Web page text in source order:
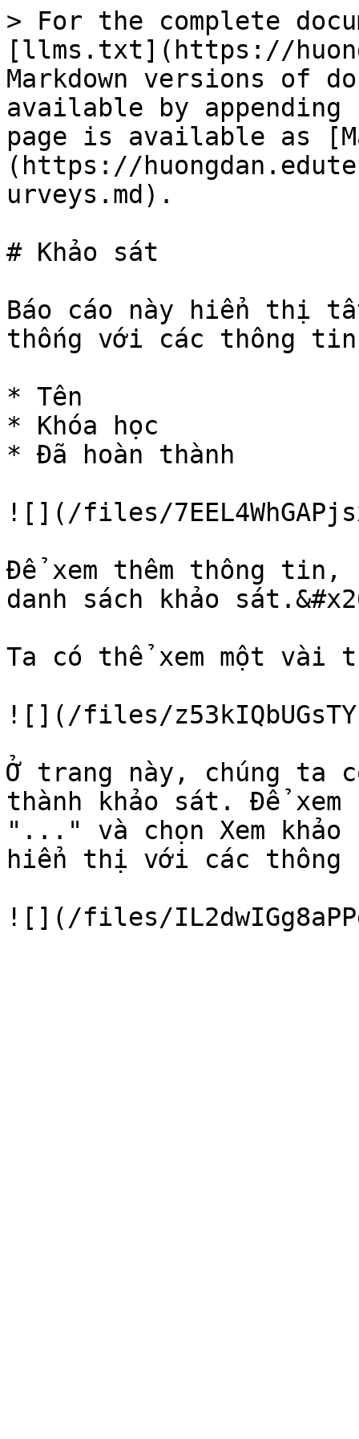
> For the complete
[llms.txt](https://
Markdown versions of
available by
page is available as
(https://
urveys.md).
# Khảo sát
Báo cáo này hiển thị
thống với các thông tin
* Tên
* Khóa học
* Đã hoàn thành
![](/files/
Để xem thêm thông tin,
danh sách khảo
Ta có thể xem một vài
![](/files/
Ở trang này, chúng ta
thành khảo sát. Để
"..." và chọn Xem
hiển thị với các thông